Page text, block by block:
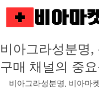
비아그라성분명,
구매 채널의 중
비아그라성분명, 비아마